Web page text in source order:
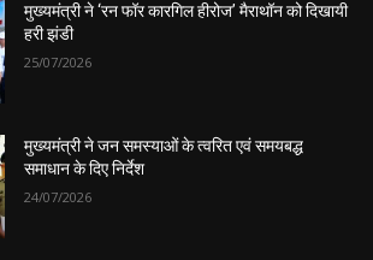
मुख्यमंत्री ने ‘रन फॉर कारगिल हीरोज’ मैराथॉन को दिखायी
हरी झंडी
25/07/2026
मुख्यमंत्री ने जन समस्याओं के त्वरित एवं समयबद्ध
समाधान के दिए निर्देश
24/07/2026